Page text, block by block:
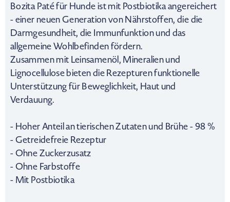
Bozita Paté für Hunde ist mit Postbiotika angereichert
- einer neuen Generation von Nährstoffen, die die
Darmgesundheit, die Immunfunktion und das
allgemeine Wohlbefinden fördern.
Zusammen mit Leinsamenöl, Mineralien und
Lignocellulose bieten die Rezepturen funktionelle
Unterstützung für Beweglichkeit, Haut und
Verdauung.
- Hoher Anteil an tierischen Zutaten und Brühe - 98 %
- Getreidefreie Rezeptur
- Ohne Zuckerzusatz
- Ohne Farbstoffe
- Mit Postbiotika